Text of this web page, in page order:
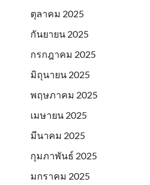
ตุลาคม 2025
กันยายน 2025
กรกฎาคม 2025
มิถุนายน 2025
พฤษภาคม 2025
เมษายน 2025
มีนาคม 2025
กุมภาพันธ์ 2025
มกราคม 2025